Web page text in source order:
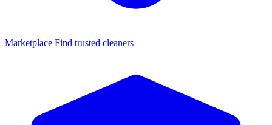
Marketplace Find trusted cleaners